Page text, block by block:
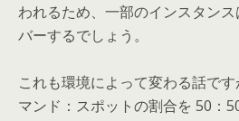
われるため、一部のインスタン
バーするでしょう。
これも環境によって変わる話で
マンド：スポットの割合を 50：